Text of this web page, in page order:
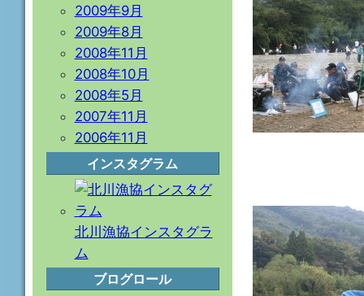
2009年9月
2009年8月
2008年11月
2008年10月
2008年5月
2007年11月
2006年11月
インスタグラム
北川漁協インスタグラ
ム
ブログロール